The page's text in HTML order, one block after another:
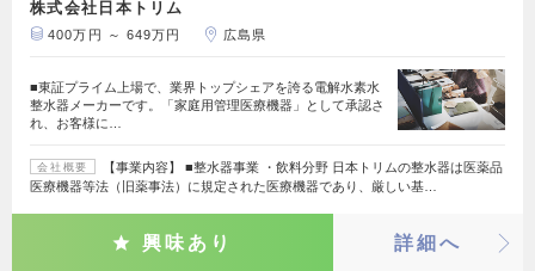
株式会社日本トリム
400万円 ～ 649万円 広島県
■東証プライム上場で、業界トップシェアを誇る電解水素水
整水器メーカーです。「家庭用管理医療機器」として承認さ
れ、お客様に…
会社概要
【事業内容】 ■整水器事業 ・飲料分野 日本トリムの整水器は医薬品
医療機器等法（旧薬事法）に規定された医療機器であり、厳しい基…
興味あり 詳細へ